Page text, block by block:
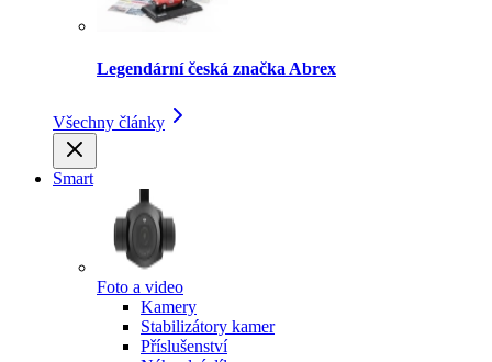
Legendární česká značka Abrex
Všechny články
Smart
Foto a video
Kamery
Stabilizátory kamer
Příslušenství